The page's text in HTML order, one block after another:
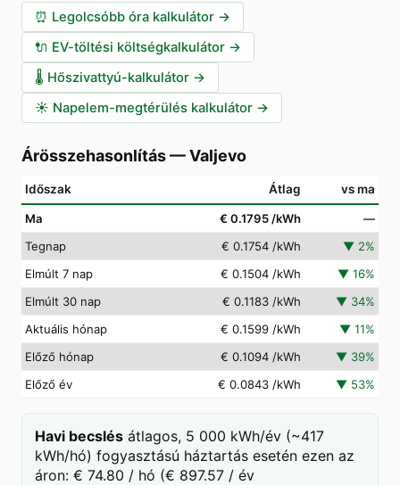
⏰ Legolcsóbb óra kalkulátor →
🔌 EV-töltési költségkalkulátor →
🌡️ Hőszivattyú-kalkulátor →
☀️ Napelem-megtérülés kalkulátor →
Árösszehasonlítás—Valjevo
Időszak Átlag vs ma
Ma € 0.1795 /kWh
—
Tegnap
€ 0.1754 /kWh ▼ 2%
Elmúlt 7 nap
€ 0.1504 /kWh ▼ 16%
Elmúlt 30 nap
€ 0.1183 /kWh ▼ 34%
Aktuális hónap
€ 0.1599 /kWh ▼ 11%
Előző hónap
€ 0.1094 /kWh ▼ 39%
Előző év
€ 0.0843 /kWh ▼ 53%
Havi becslés átlagos, 5 000 kWh/év (~417
kWh/hó) fogyasztású háztartás esetén ezen az
áron: € 74.80 / hó (€ 897.57 / év